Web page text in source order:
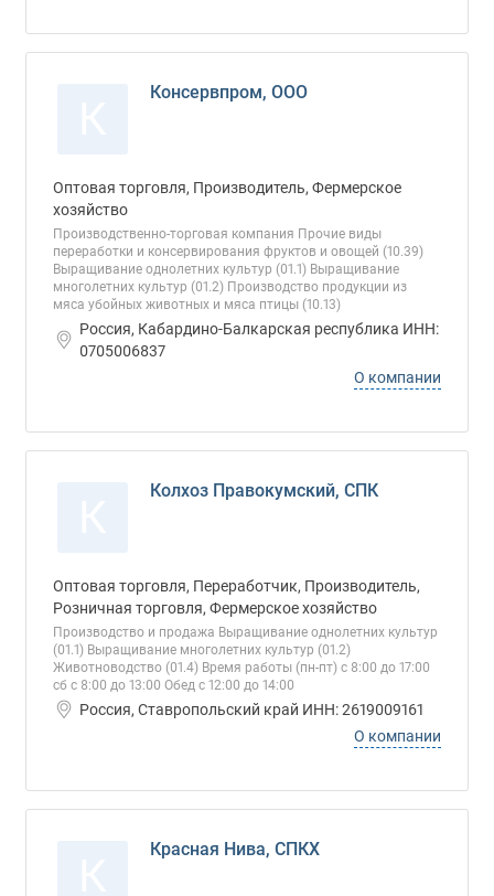
Консервпром, ООО
Оптовая торговля, Производитель, Фермерское
хозяйство
Производственно-торговая компания Прочие виды
переработки и консервирования фруктов и овощей (10.39)
Выращивание однолетних культур (01.1) Выращивание
многолетних культур (01.2) Производство продукции из
мяса убойных животных и мяса птицы (10.13)
Россия, Кабардино-Балкарская республика ИНН:
0705006837
О компании
Колхоз Правокумский, СПК
Оптовая торговля, Переработчик, Производитель,
Розничная торговля, Фермерское хозяйство
Производство и продажа Выращивание однолетних культур
(01.1) Выращивание многолетних культур (01.2)
Животноводство (01.4) Время работы (пн-пт) с 8:00 до 17:00
сб с 8:00 до 13:00 Обед с 12:00 до 14:00
Россия, Ставропольский край ИНН: 2619009161
О компании
Красная Нива, СПКХ